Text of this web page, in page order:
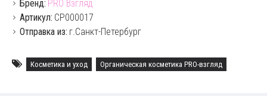
Бренд: PRO Взгляд
Артикул: CP000017
Отправка из: г.Санкт-Петербург
Косметика и уход Органическая косметика PRO-взгляд